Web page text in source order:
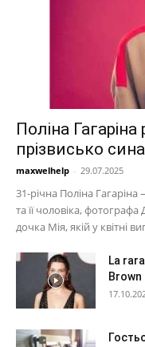
Поліна
прізвисько сина
maxwelhelp - 29.07.2025
31-річна Поліна Гагаріна
та її чоловіка,
дочка Мія, якій у квітні
La